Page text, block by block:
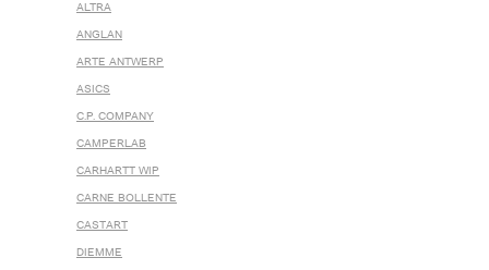
ALTRA
ANGLAN
ARTE ANTWERP
ASICS
C.P. COMPANY
CAMPERLAB
CARHARTT WIP
CARNE BOLLENTE
CASTART
DIEMME